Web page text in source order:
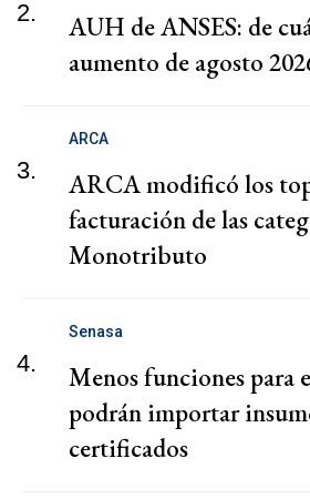
2.
AUH de ANSES: de
aumento de agosto
3.
ARCA
ARCA modificó los
facturación de las
Monotributo
4.
Senasa
Menos funciones para
podrán importar
certificados